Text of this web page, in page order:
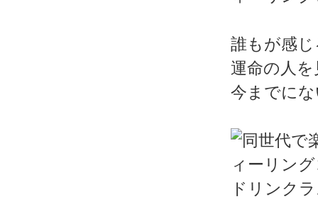
誰もが感
運命の人
今までに
ドリンク